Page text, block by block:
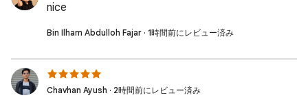
nice
Bin Ilham Abdulloh Fajar · 1時間前にレビュー済み
Chavhan Ayush · 2時間前にレビュー済み